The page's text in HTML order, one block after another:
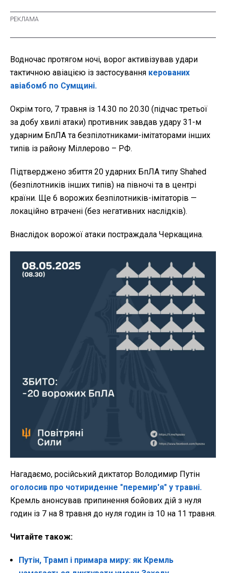
Водночас протягом ночі, ворог активізував удари
тактичною авіацією із застосування керованих
авіабомб по Сумщині.
Окрім того, 7 травня із 14.30 по 20.30 (підчас третьої
за добу хвилі атаки) противник завдав удару 31-м
ударним БпЛА та безпілотниками-імітаторами інших
типів із району Міллерово – РФ.
Підтверджено збиття 20 ударних БпЛА типу Shahed
(безпілотників інших типів) на півночі та в центрі
країни. Ще 6 ворожих безпілотників-імітаторів —
локаційно втрачені (без негативних наслідків).
Внаслідок ворожої атаки постраждала Черкащина.
Нагадаємо, російський диктатор Володимир Путін
оголосив про чотириденне "перемир'я" у травні.
Кремль анонсував припинення бойових дій з нуля
годин із 7 на 8 травня до нуля годин із 10 на 11 травня.
Читайте також:
Путін, Трамп і примара миру: як Кремль